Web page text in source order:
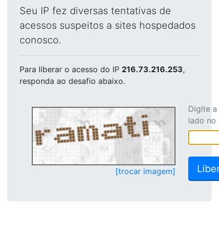
Seu IP fez diversas tentativas de
acessos suspeitos a sites hospedados
conosco.
Para liberar o acesso do IP 216.73.216.253,
responda ao desafio abaixo.
[trocar imagem]
Digite
lado no